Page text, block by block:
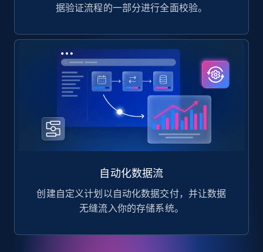
据验证流程的一部分进行全面校验。
自动化数据流
创建自定义计划以自动化数据交付，并让数据
无缝流入你的存储系统。